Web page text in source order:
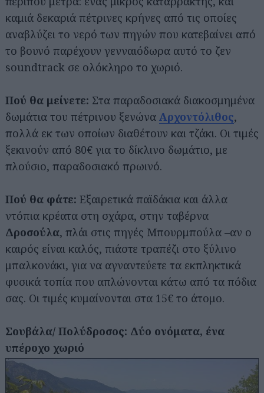
καμιά δεκαριά πέτρινες κρήνες από τις οποίες
αναβλύζει το νερό των πηγών που κατεβαίνει από
το βουνό παρέχουν γενναιόδωρα αυτό το ζεν
soundtrack σε ολόκληρο το χωριό.
Πού θα μείνετε: Στα παραδοσιακά διακοσμημένα
δωμάτια του πέτρινου ξενώνα Αρχοντόλιθος,
πολλά εκ των οποίων διαθέτουν και τζάκι. Οι τιμές
ξεκινούν από 80€ για το δίκλινο δωμάτιο, με
πλούσιο, παραδοσιακό πρωινό.
Πού θα φάτε: Εξαιρετικά παϊδάκια και άλλα
ντόπια κρέατα στη σχάρα, στην ταβέρνα
Δροσούλα, πλάι στις πηγές Μπουρμπούλα –αν ο
καιρός είναι καλός, πιάστε τραπέζι στο ξύλινο
μπαλκονάκι, για να αγναντεύετε τα εκπληκτικά
φυσικά τοπία που απλώνονται κάτω από τα πόδια
σας. Οι τιμές κυμαίνονται στα 15€ το άτομο.
Σουβάλα/ Πολύδροσος: Δύο ονόματα, ένα
υπέροχο χωριό
Αναζήτηση
για...